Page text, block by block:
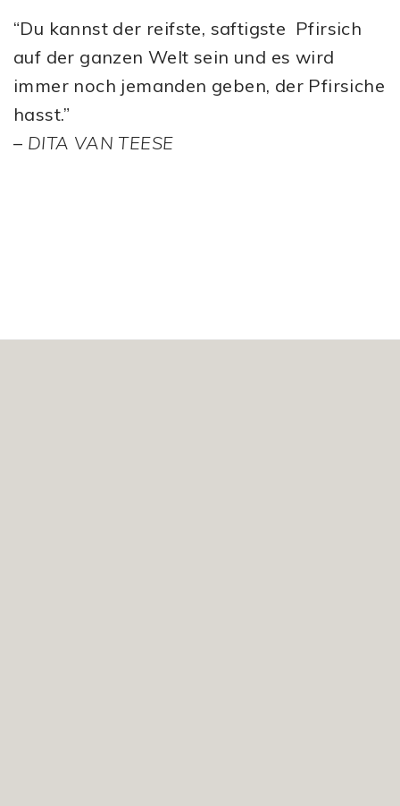
“Du kannst der reifste, saftigste Pfirsich
auf der ganzen Welt sein und es wird
immer noch jemanden geben, der Pfirsiche
hasst.”
– DITA VAN TEESE